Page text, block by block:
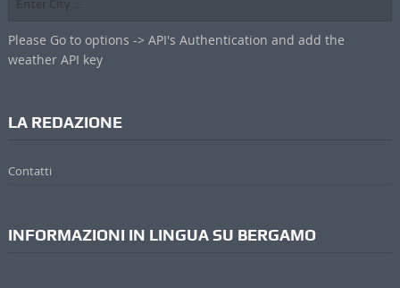
Please Go to options -> API's Authentication and add the
weather API key
LA REDAZIONE
Contatti
INFORMAZIONI IN LINGUA SU BERGAMO